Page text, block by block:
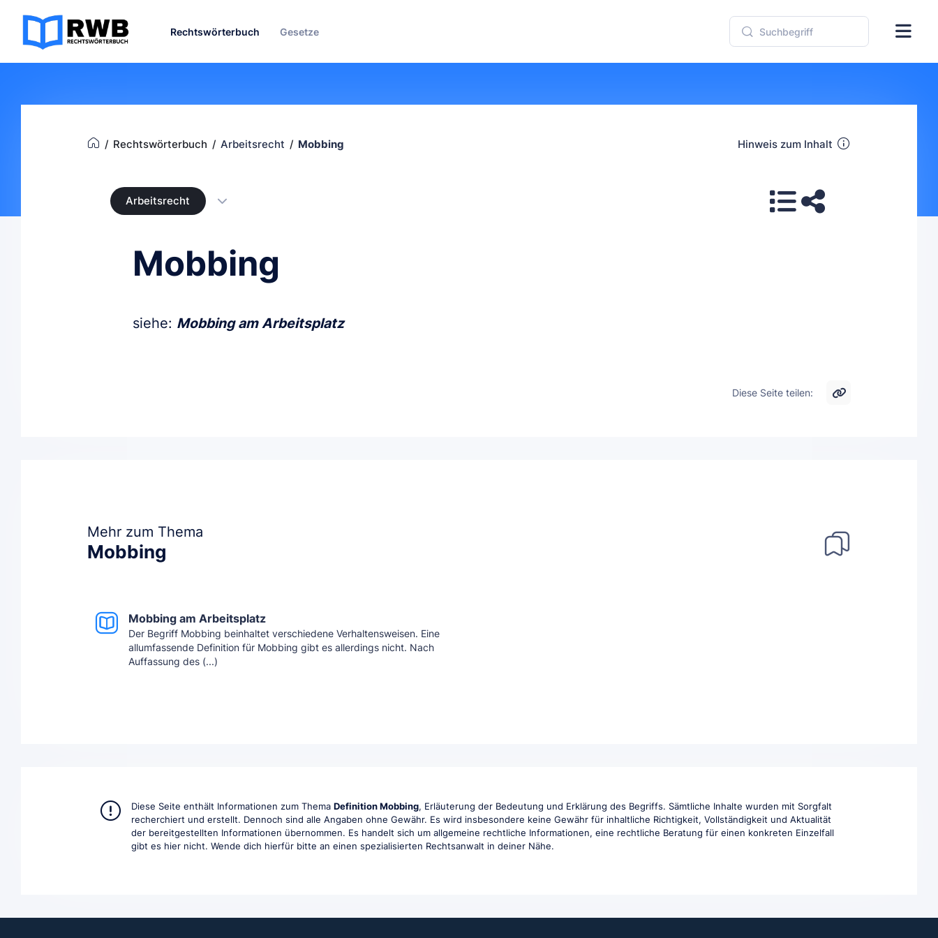
Rechtswörterbuch Gesetze
Rechtswörterbuch Arbeitsrecht Mobbing Hinweis zum Inhalt
Arbeitsrecht
Mobbing
siehe: Mobbing am Arbeitsplatz
Diese Seite teilen:
Mehr zum Thema
Mobbing
Mobbing am Arbeitsplatz
Der Begriff Mobbing beinhaltet verschiedene Verhaltensweisen. Eine
allumfassende Definition für Mobbing gibt es allerdings nicht. Nach
Auffassung des (...)
Diese Seite enthält Informationen zum ThemaDefinition Mobbing, Erläuterung der Bedeutung und Erklärung des Begriffs. Sämtliche Inhalte wurden mit Sorgfalt
recherchiert und erstellt. Dennoch sind alle Angaben ohne Gewähr. Es wird insbesondere keine Gewähr für inhaltliche Richtigkeit, Vollständigkeit und Aktualität
der bereitgestellten Informationen übernommen. Es handelt sich um allgemeine rechtliche Informationen, eine rechtliche Beratung für einen konkreten Einzelfall
gibt es hier nicht. Wende dich hierfür bitte an einen spezialisierten Rechtsanwalt in deiner Nähe.